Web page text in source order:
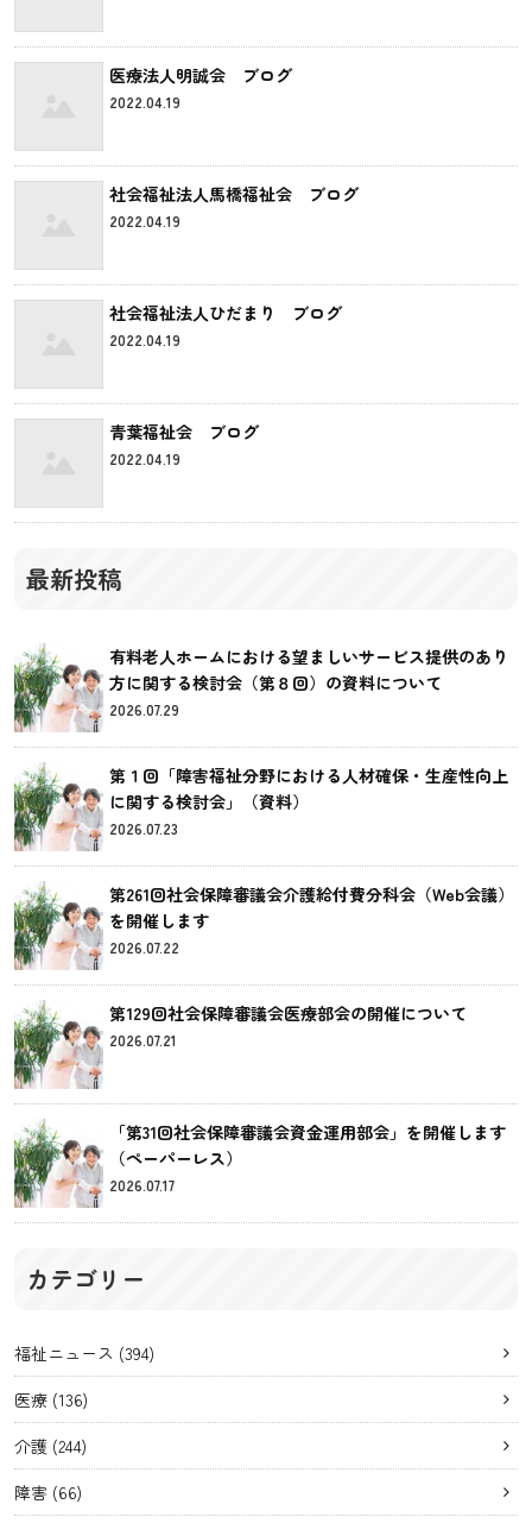
医療法人明誠会 ブログ
2022.04.19
社会福祉法人馬橋福祉会 ブログ
2022.04.19
社会福祉法人ひだまり ブログ
2022.04.19
青葉福祉会 ブログ
2022.04.19
最新投稿
有料老人ホームにおける望ましいサービス提供のあり
方に関する検討会（第８回）の資料について
2026.07.29
第１回「障害福祉分野における人材確保・生産性向上
に関する検討会」（資料）
2026.07.23
第261回社会保障審議会介護給付費分科会（Web会議）
を開催します
2026.07.22
第129回社会保障審議会医療部会の開催について
2026.07.21
「第31回社会保障審議会資金運用部会」を開催します
（ペーパーレス）
2026.07.17
カテゴリー
福祉ニュース (394)
医療 (136)
介護 (244)
障害 (66)